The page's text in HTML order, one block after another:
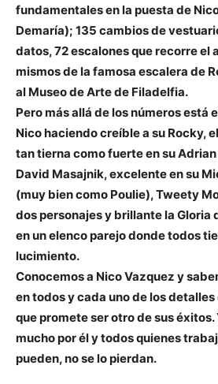
fundamentales en la puesta de
Demaría); 135 cambios de
datos, 72 escalones que recorre el
mismos de la famosa escalera de
al Museo de Arte de Filadelfia.
Pero más allá de los números está
Nico haciendo creíble a su Rocky,
tan tierna como fuerte en su
David Masajnik, excelente en su
(muy bien como Poulie), Tweety
dos personajes y brillante la Gloria
en un elenco parejo donde todos
lucimiento.
Conocemos a Nico Vazquez y
en todos y cada uno de los
que promete ser otro de sus
mucho por él y todos quienes
pueden, no se lo pierdan.